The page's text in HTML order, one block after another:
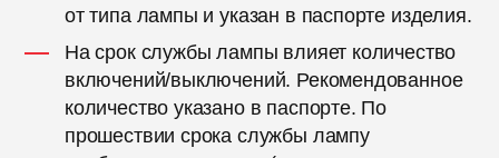
от типа лампы и указан в паспорте изделия.
На срок службы лампы влияет количество
включений/выключений. Рекомендованное
количество указано в паспорте. По
прошествии срока службы лампу